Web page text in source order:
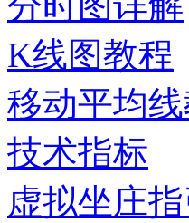
K线图教程
移动平均
技术指标
虚拟坐庄指